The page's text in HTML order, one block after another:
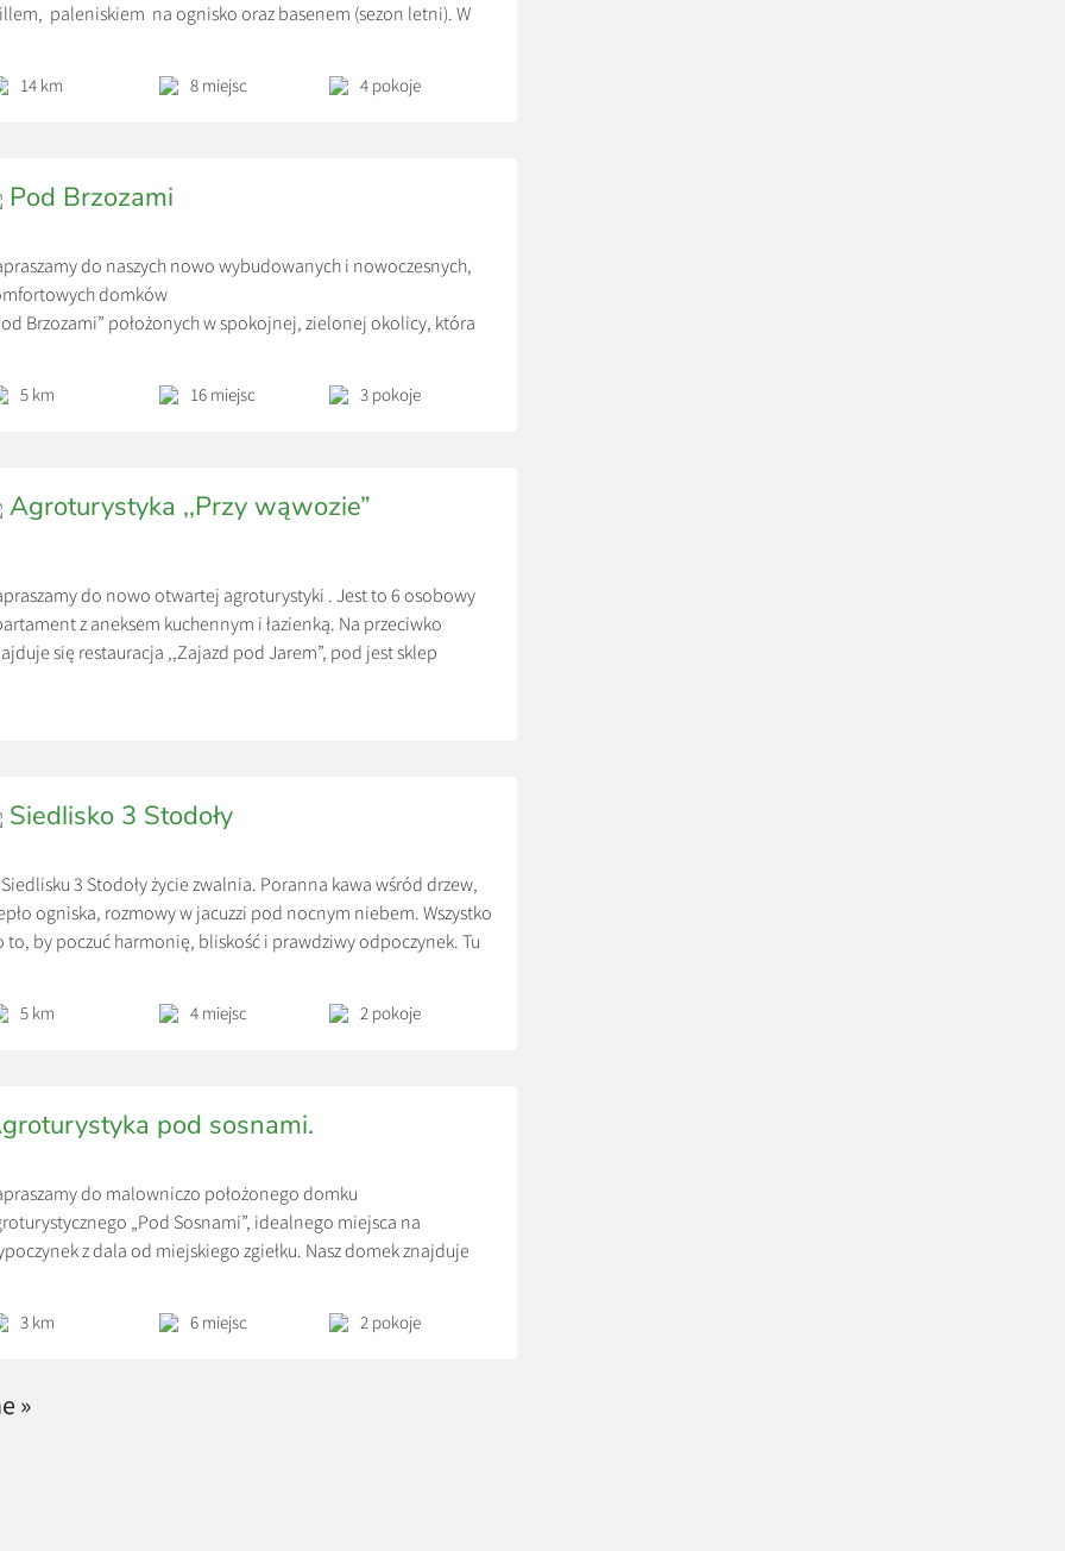
paleniskiem na ognisko oraz basenem (sezon letni). W
duże studio rodzinne + 2 sypialnie, 2 łazienki, salka
oraz dedykowane biuro do pracy zdalnej.
14 km 8 miejsc 4 pokoje
Pod Brzozami
do naszych nowo wybudowanych i nowoczesnych,
domków
Brzozami” położonych w spokojnej, zielonej okolicy, która
spokoju i bliskości natury, a jednocześnie ceniących
wygodę i wysoki standard.
5 km 16 miejsc 3 pokoje
Agroturystyka ,,Przy wąwozie”
do nowo otwartej agroturystyki . Jest to 6 osobowy
z aneksem kuchennym i łazienką. Na przeciwko
się restauracja ,,Zajazd pod Jarem”, pod jest sklep
Siedlisko 3 Stodoły
3 Stodoły życie zwalnia. Poranna kawa wśród drzew,
ogniska, rozmowy w jacuzzi pod nocnym niebem. Wszystko
to, by poczuć harmonię, bliskość i prawdziwy odpoczynek. Tu
5 km 4 miejsc 2 pokoje
pod sosnami.
do malowniczo położonego domku
„Pod Sosnami”, idealnego miejsca na
z dala od miejskiego zgiełku. Nasz domek znajduje
łąk.
3 km 6 miejsc 2 pokoje
»